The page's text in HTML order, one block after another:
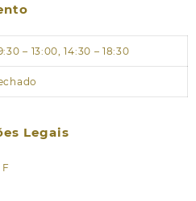
– 13:00, 14:30 – 18:30
Legais